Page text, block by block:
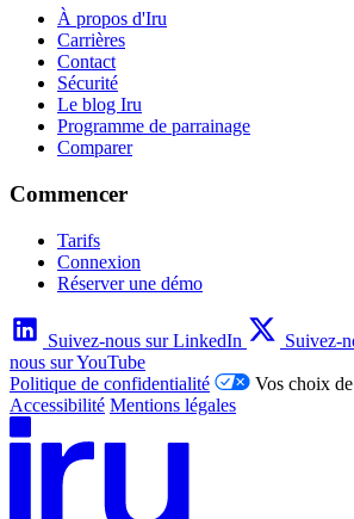
À propos d'Iru
Carrières
Contact
Sécurité
Le blog Iru
Programme de parrainage
Comparer
Commencer
Tarifs
Connexion
Réserver une démo
Suivez-nous sur LinkedIn Suivez-
nous sur YouTube
Politique de confidentialité
Vos choix
Accessibilité Mentions légales